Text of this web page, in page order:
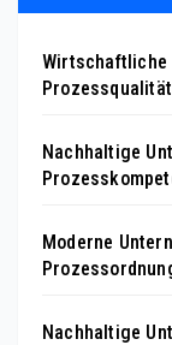
Wirtschaftliche
Prozessqualität
Nachhaltige
Moderne
Nachhaltige